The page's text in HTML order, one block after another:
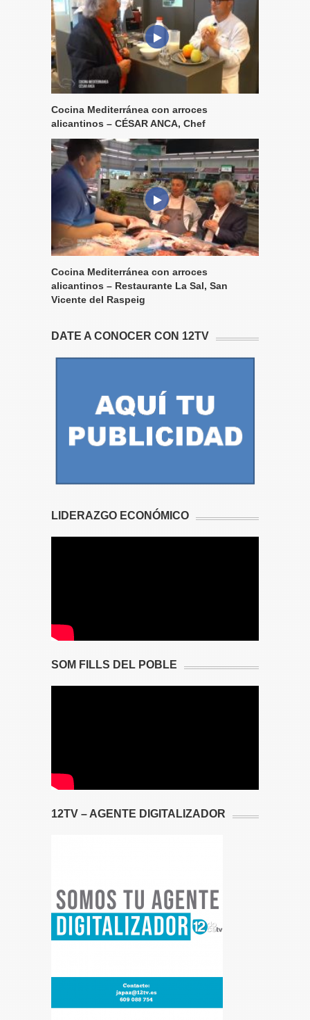
Cocina Mediterránea con arroces
alicantinos – CÉSAR ANCA, Chef
Cocina Mediterránea con arroces
alicantinos – Restaurante La Sal, San
Vicente del Raspeig
DATE A CONOCER CON 12TV
LIDERAZGO ECONÓMICO
SOM FILLS DEL POBLE
12TV – AGENTE DIGITALIZADOR